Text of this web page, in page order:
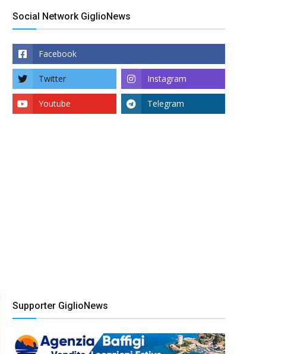
Social Network GiglioNews
Facebook
Twitter Instagram
Youtube Telegram
Supporter GiglioNews